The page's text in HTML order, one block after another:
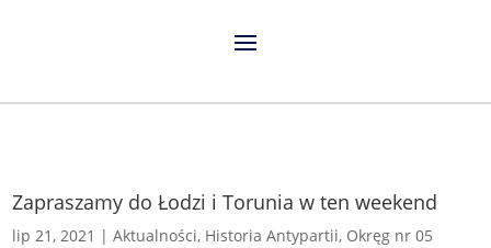
Zapraszamy do Łodzi i Torunia w ten weekend
lip 21, 2021 |Aktualności, Historia Antypartii, Okręg nr 05